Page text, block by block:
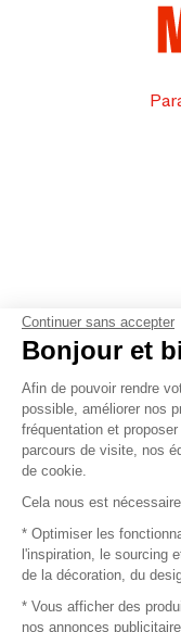
©
Continuer sans accepter
Bonjour et
Afin de pouvoir rendre
possible, améliorer nos
fréquentation et
parcours de visite, nos
de cookie.
Cela nous est
* Optimiser les
l'inspiration, le sourcing
de la décoration, du
* Vous afficher des
nos annonces